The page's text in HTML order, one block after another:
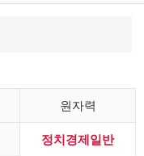
원자력
정치경제일반